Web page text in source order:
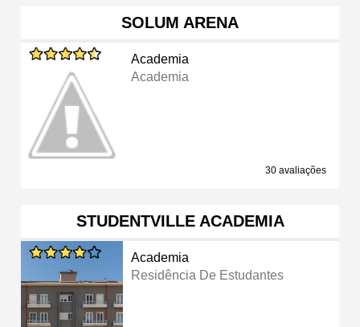
SOLUM ARENA
Academia
Academia
30 avaliações
STUDENTVILLE ACADEMIA
Academia
Residência De Estudantes